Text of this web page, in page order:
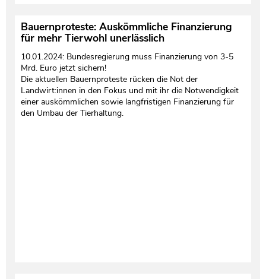
Bauernproteste: Auskömmliche Finanzierung
für mehr Tierwohl unerlässlich
10.01.2024: Bundesregierung muss Finanzierung von 3-5
Mrd. Euro jetzt sichern!
Die aktuellen Bauernproteste rücken die Not der
Landwirt:innen in den Fokus und mit ihr die Notwendigkeit
einer auskömmlichen sowie langfristigen Finanzierung für
den Umbau der Tierhaltung.